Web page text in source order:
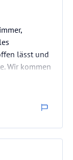
lässt und
Wir kommen